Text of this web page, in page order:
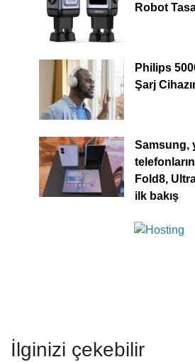
Robot
Philips
Şarj
Samsung,
Fold8,
ilk bakış
İlginizi çekebilir